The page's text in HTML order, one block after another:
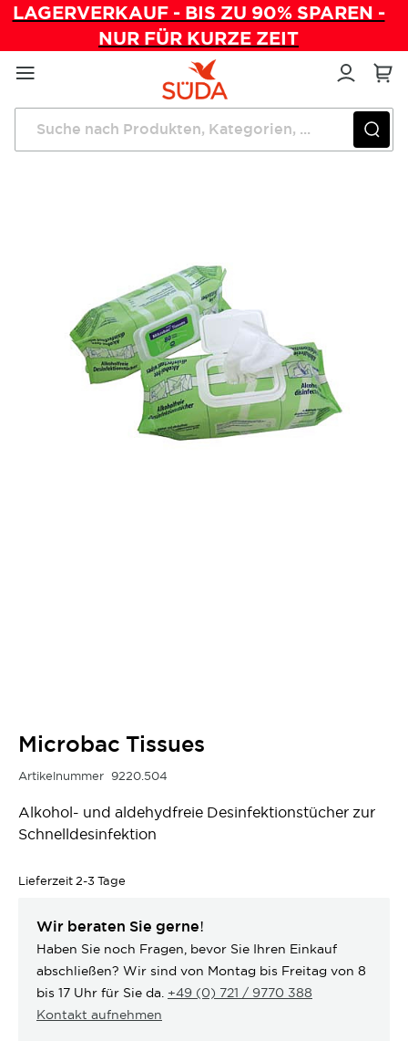
LAGERVERKAUF - BIS ZU 90% SPAREN -
NUR FÜR KURZE ZEIT
Direkt
zum
Inhalt
Startseite Praxishygiene Microbac Tissues
Microbac Tissues
Artikelnummer 9220.504
Alkohol- und aldehydfreie Desinfektionstücher zur
Schnelldesinfektion
Lieferzeit 2-3 Tage
Wir beraten Sie gerne!
Haben Sie noch Fragen, bevor Sie Ihren Einkauf
abschließen? Wir sind von Montag bis Freitag von 8
bis 17 Uhr für Sie da. +49 (0) 721 / 9770 388
Kontakt aufnehmen